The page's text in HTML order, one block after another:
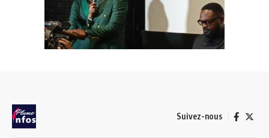
Suivez-nous